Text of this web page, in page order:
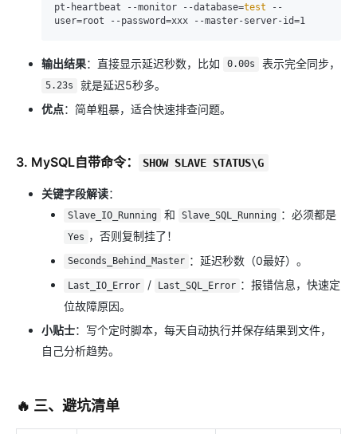
pt-heartbeat --monitor --database=test --
输出结果​：直接显示延迟秒数，比如 0.00s 表示完全同步，
5.23s
就是延迟5秒多。
优点​：简单粗暴，适合快速排查问题。
3. MySQL自带命令： SHOW SLAVE STATUS\G
关键字段解读​：
Slave_IO_Running 和 Slave_SQL_Running ：必须都是
Yes ，否则复制挂了！
Seconds_Behind_Master ：延迟秒数（0最好）。
Last_IO_Error / Last_SQL_Error ：报错信息，快速定
位故障原因。
小贴士​：写个定时脚本，每天自动执行并保存结果到文件，
自己分析趋势。
🔥 三、避坑清单